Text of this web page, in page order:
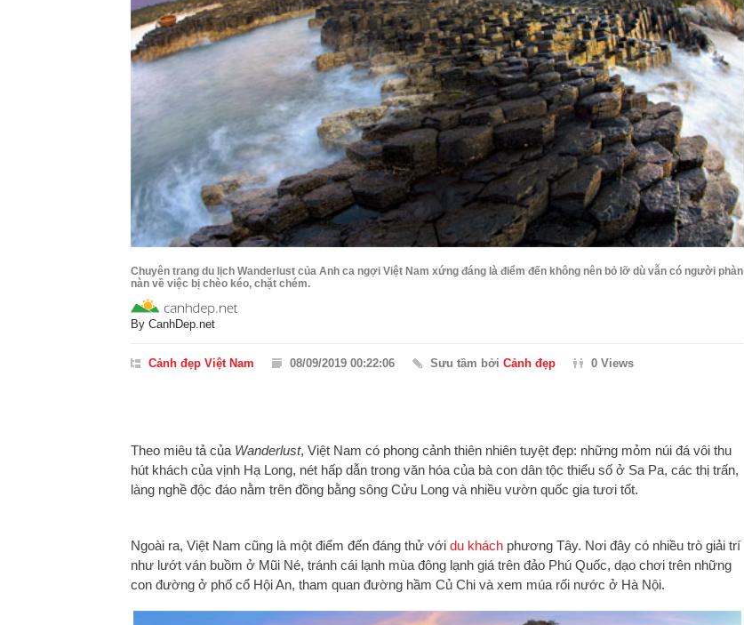
Chuyên trang du lịch Wanderlust của Anh ca ngợi Việt Nam xứng đáng là điểm đến không nên bỏ lỡ dù vẫn có người phàn
nàn về việc bị chèo kéo, chặt chém.
By CanhDep.net
Cảnh đẹp Việt Nam 08/09/2019 00:22:06 Sưu tầm bởi Cảnh đẹp 0 Views
Theo miêu tả của Wanderlust, Việt Nam có phong cảnh thiên nhiên tuyệt đẹp: những mỏm núi đá vôi thu
hút khách của vịnh Hạ Long, nét hấp dẫn trong văn hóa của bà con dân tộc thiểu số ở Sa Pa, các thị trấn,
làng nghề độc đáo nằm trên đồng bằng sông Cửu Long và nhiều vườn quốc gia tươi tốt.
Ngoài ra, Việt Nam cũng là một điểm đến đáng thử với du khách phương Tây. Nơi đây có nhiều trò giải trí
như lướt ván buồm ở Mũi Né, tránh cái lạnh mùa đông lạnh giá trên đảo Phú Quốc, dạo chơi trên những
con đường ở phố cổ Hội An, tham quan đường hầm Củ Chi và xem múa rối nước ở Hà Nội.